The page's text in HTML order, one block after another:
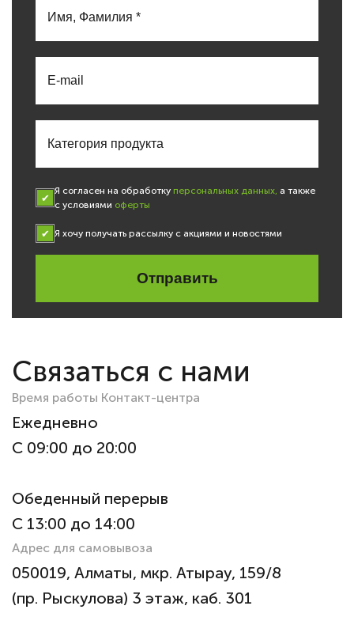
Я согласен на обработку персональных данных, а также
с условиями оферты
Я хочу получать рассылку с акциями и новостями
Отправить
Связаться с нами
Время работы Контакт-центра
Ежедневно
С 09:00 до 20:00
Обеденный перерыв
С 13:00 до 14:00
Адрес для самовывоза
050019, Алматы, мкр. Атырау, 159/8
(пр. Рыскулова) 3 этаж, каб. 301